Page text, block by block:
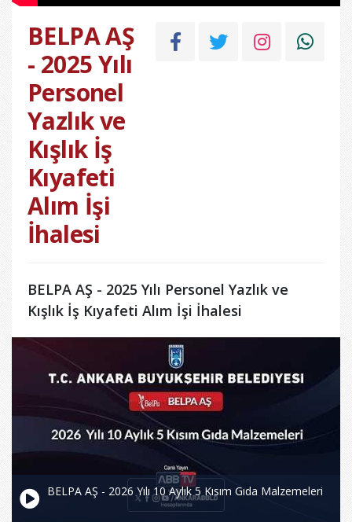
BELPA AŞ
- 2025 Yılı
Personel
Yazlık ve
Kışlık İş
Kıyafeti
Alım İşi
İhalesi
BELPA AŞ - 2025 Yılı Personel Yazlık ve
Kışlık İş Kıyafeti Alım İşi İhalesi
BELPA AŞ - 2026 Yılı 10 Aylık 5 Kısım Gıda Malzemeleri